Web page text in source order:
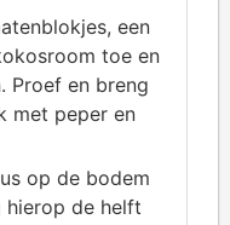
een
toe en
Proef en breng
met peper en
op de bodem
hierop de helft